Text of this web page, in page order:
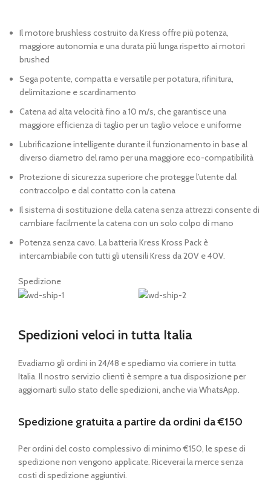
Il motore brushless costruito da Kress offre più potenza,
maggiore autonomia e una durata più lunga rispetto ai motori
brushed
Sega potente, compatta e versatile per potatura, rifinitura,
delimitazione e scardinamento
Catena ad alta velocità fino a 10 m/s, che garantisce una
maggiore efficienza di taglio per un taglio veloce e uniforme
Lubrificazione intelligente durante il funzionamento in base al
diverso diametro del ramo per una maggiore eco-compatibilità
Protezione di sicurezza superiore che protegge l’utente dal
contraccolpo e dal contatto con la catena
Il sistema di sostituzione della catena senza attrezzi consente di
cambiare facilmente la catena con un solo colpo di mano
Potenza senza cavo. La batteria Kress Kross Pack è
intercambiabile con tutti gli utensili Kress da 20V e 40V.
Spedizione
Spedizioni veloci in tutta Italia
Evadiamo gli ordini in 24/48 e spediamo via corriere in tutta
Italia. Il nostro servizio clienti è sempre a tua disposizione per
aggiornarti sullo stato delle spedizioni, anche via WhatsApp.
Spedizione gratuita a partire da ordini da €150
Per ordini del costo complessivo di minimo €150, le spese di
spedizione non vengono applicate. Riceverai la merce senza
costi di spedizione aggiuntivi.